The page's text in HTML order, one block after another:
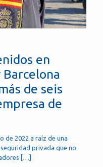
en
de seis
de
de 2022 a raíz de una
privada que no
[…]